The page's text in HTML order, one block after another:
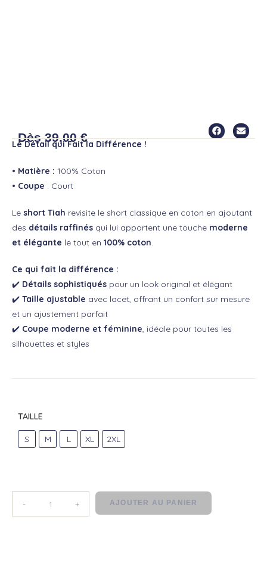
Dès39,00€
Le Détail qui Fait la Différence !
• Matière : 100% Coton
• Coupe : Court
Le short Tiah revisite le short classique en coton en ajoutant
des détails raffinés qui lui apportent une touche moderne
et élégante le tout en 100% coton.
Ce qui fait la différence :
✔️ Détails sophistiqués pour un look original et élégant
✔️ Taille ajustable avec lacet, offrant un confort sur mesure
et un ajustement parfait
✔️ Coupe moderne et féminine, idéale pour toutes les
silhouettes et styles
TAILLE
S M L XL 2XL
- + AJOUTER AU PANIER